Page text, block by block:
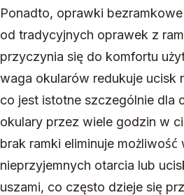
Ponadto, oprawki
od tradycyjnych oprawek z
przyczynia się do komfortu
waga okularów redukuje ucisk
co jest istotne szczególnie dla
okulary przez wiele godzin w
brak ramki eliminuje
nieprzyjemnych otarcia lub
uszami, co często dzieje się